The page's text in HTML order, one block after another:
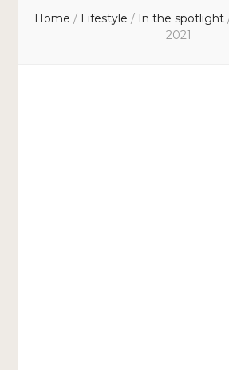
Home / Lifestyle / In the spotlight
2021